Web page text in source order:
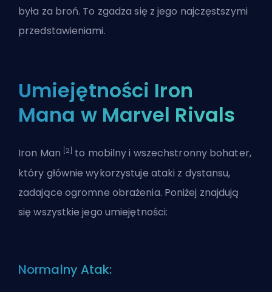
była za broń. To zgadza się z jego najczęstszymi
przedstawieniami.
Umiejętności Iron
Mana w Marvel Rivals
Iron Man [2]
to mobilny i wszechstronny bohater,
który głównie wykorzystuje ataki z dystansu,
zadające ogromne obrażenia. Poniżej znajdują
się wszystkie jego umiejętności:
Normalny Atak: